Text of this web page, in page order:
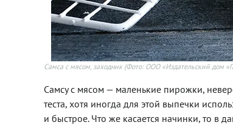
Самса с мясом, заходник(Фото: ООО «Издательский дом
Самсу с мясом — маленькие пирожки,
теста, хотя иногда для этой выпечки
и быстрое. Что же касается начинки, то в